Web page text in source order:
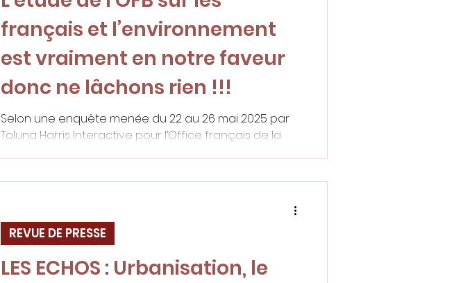
français et l’environnement
est vraiment en notre faveur
donc ne lâchons rien !!!
Selon une enquête menée du 22 au 26 mai 2025 par
Toluna Harris Interactive pour l’Office français de la
LES ECHOS : Urbanisation, le
REVUE DE PRESSE